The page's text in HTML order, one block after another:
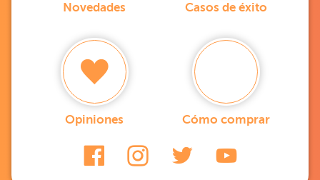
Novedades Casos de éxito
Opiniones Cómo comprar